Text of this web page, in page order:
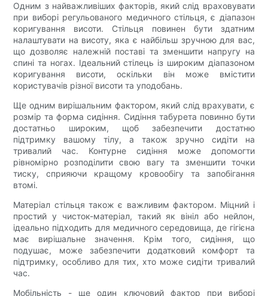
Одним з найважливіших факторів, який слід враховувати
при виборі регульованого медичного стільця, є діапазон
коригування висоти. Стільця повинен бути здатним
налаштувати на висоту, яка є найбільш зручною для вас,
що дозволяє належній поставі та зменшити напругу на
спині та ногах. Ідеальний стілець із широким діапазоном
коригування висоти, оскільки він може вмістити
користувачів різної висоти та уподобань.
Ще одним вирішальним фактором, який слід врахувати, є
розмір та форма сидіння. Сидіння табурета повинно бути
достатньо широким, щоб забезпечити достатню
підтримку вашому тілу, а також зручно сидіти на
тривалий час. Контурне сидіння може допомогти
рівномірно розподілити свою вагу та зменшити точки
тиску, сприяючи кращому кровообігу та запобігання
втомі.
Матеріал стільця також є важливим фактором. Міцний і
простий у чисток-матеріал, такий як вініл або нейлон,
ідеально підходить для медичного середовища, де гігієна
має вирішальне значення. Крім того, сидіння, що
подушає, може забезпечити додатковий комфорт та
підтримку, особливо для тих, хто може сидіти тривалий
час.
Мобільність - ще один ключовий фактор при виборі